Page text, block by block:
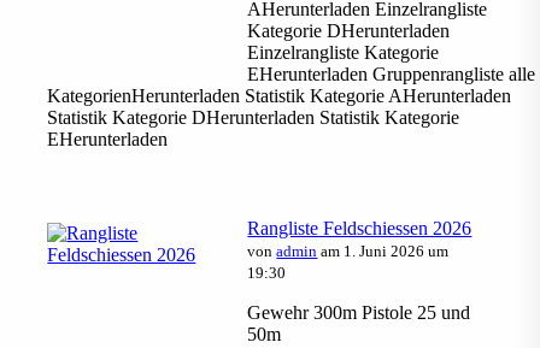
AHerunterladen Einzelrangliste
Kategorie DHerunterladen
Einzelrangliste Kategorie
EHerunterladen Gruppenrangliste alle
KategorienHerunterladen Statistik Kategorie AHerunterladen
Statistik Kategorie DHerunterladen Statistik Kategorie
EHerunterladen
Rangliste Feldschiessen 2026
vonadmin am 1. Juni 2026 um
19:30
Gewehr 300m Pistole 25 und
50m